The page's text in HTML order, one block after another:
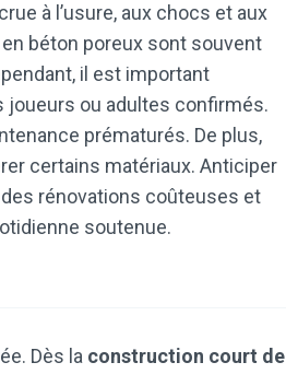
à l’usure, aux chocs et aux
béton poreux sont souvent
il est important
joueurs ou adultes confirmés.
prématurés. De plus,
certains matériaux. Anticiper
rénovations coûteuses et
soutenue.
Dès la construction court de